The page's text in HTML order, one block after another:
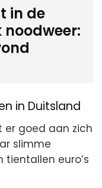
in de
in Duitsland
er goed aan zich
slimme
euro’s